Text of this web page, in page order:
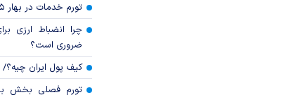
تورم خدمات در بهار ۱۴۰۵ چقدر شد؟
چرا انضباط ارزی
ضروری است؟
کیف پول ایران